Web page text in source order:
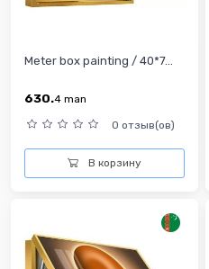
Meter box painting / 40*7...
630.4 man
0 отзыв(ов)
В корзину